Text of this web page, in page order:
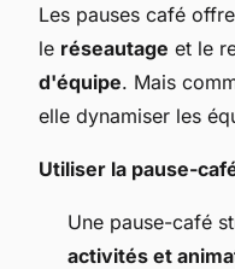
Les pauses café
le réseautage et le
d'équipe. Mais
elle dynamiser les
Utiliser la pause-
Une pause-café
activités et